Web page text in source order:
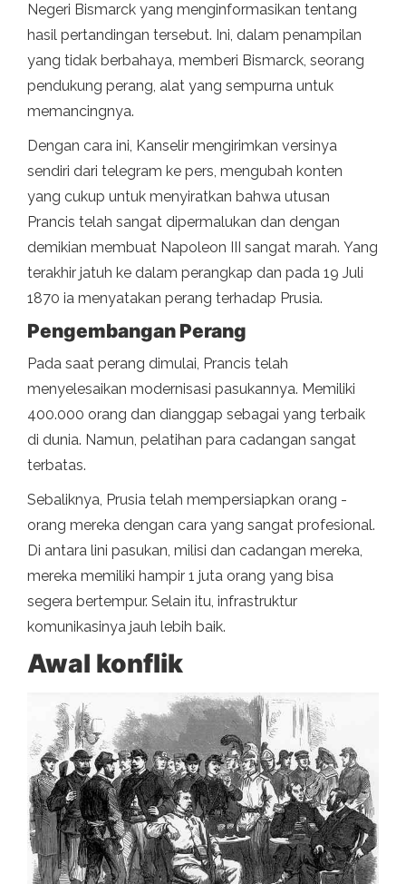
Negeri Bismarck yang menginformasikan tentang
hasil pertandingan tersebut. Ini, dalam penampilan
yang tidak berbahaya, memberi Bismarck, seorang
pendukung perang, alat yang sempurna untuk
memancingnya.
Dengan cara ini, Kanselir mengirimkan versinya
sendiri dari telegram ke pers, mengubah konten
yang cukup untuk menyiratkan bahwa utusan
Prancis telah sangat dipermalukan dan dengan
demikian membuat Napoleon III sangat marah. Yang
terakhir jatuh ke dalam perangkap dan pada 19 Juli
1870 ia menyatakan perang terhadap Prusia.
Pengembangan Perang
Pada saat perang dimulai, Prancis telah
menyelesaikan modernisasi pasukannya. Memiliki
400.000 orang dan dianggap sebagai yang terbaik
di dunia. Namun, pelatihan para cadangan sangat
terbatas.
Sebaliknya, Prusia telah mempersiapkan orang -
orang mereka dengan cara yang sangat profesional.
Di antara lini pasukan, milisi dan cadangan mereka,
mereka memiliki hampir 1 juta orang yang bisa
segera bertempur. Selain itu, infrastruktur
komunikasinya jauh lebih baik.
Awal konflik